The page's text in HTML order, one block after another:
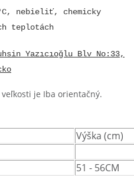
nebieliť, chemicky
teplotách
Yazıcıoğlu Blv No:33,
je Iba orientačný.
Výška (cm)
51 - 56CM